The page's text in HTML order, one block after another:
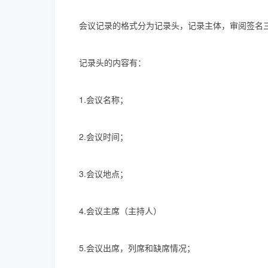
会议记录的格式分为记录头，记录主体，审阅签名
记录头的内容有：
1.会议名称；
2.会议时间；
3.会议地点；
4.会议主席（主持人）
5.会议出席，列席和缺席情况；